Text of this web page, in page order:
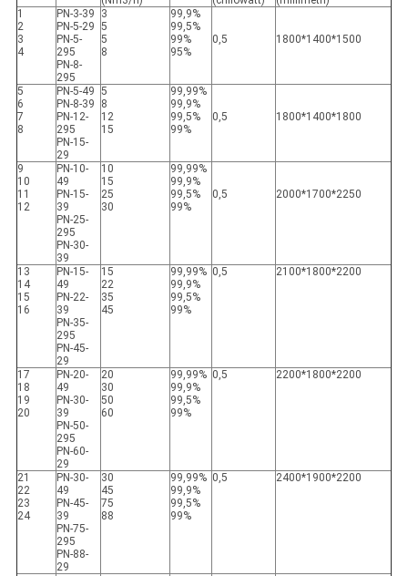
1
2
3
4
PN-3-39
PN-5-29
PN-5-
295
PN-8-
295
3
5
5
8
99,9%
99,5%
99%
95%
0,5 1800*1400*1500
5
6
7
8
PN-5-49
PN-8-39
PN-12-
295
PN-15-
29
5
8
12
15
99,99%
99,9%
99,5%
99%
0,5 1800*1400*1800
9
10
11
12
PN-10-
49
PN-15-
39
PN-25-
295
PN-30-
39
10
15
25
30
99,99%
99,9%
99,5%
99%
0,5 2000*1700*2250
13
14
15
16
PN-15-
49
PN-22-
39
PN-35-
295
PN-45-
29
15
22
35
45
99,99%
99,9%
99,5%
99%
0,5 2100*1800*2200
17
18
19
20
PN-20-
49
PN-30-
39
PN-50-
295
PN-60-
29
20
30
50
60
99,99%
99,9%
99,5%
99%
0,5 2200*1800*2200
21
22
23
24
PN-30-
49
PN-45-
39
PN-75-
295
PN-88-
29
30
45
75
88
99,99%
99,9%
99,5%
99%
0,5 2400*1900*2200